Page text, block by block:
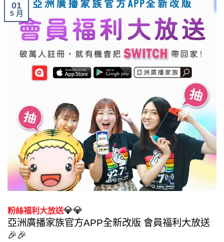
01
5 月
粉絲福利大放送💎💎
亞洲廣播家族官方APP全新改版 會員福利大放送
🎉🎉